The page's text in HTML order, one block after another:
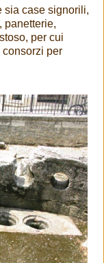
sia case signorili,
panetterie,
per cui
per